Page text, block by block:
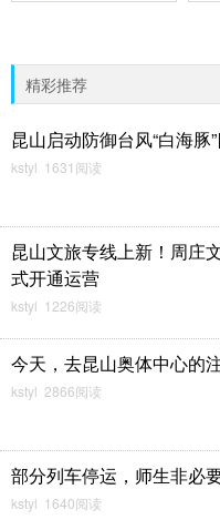
精彩推荐
昆山启动防御台风“白海豚
kstyl 1631阅读
昆山文旅专线上新！周庄
式开通运营
kstyl 1226阅读
今天，去昆山奥体中心的
kstyl 2866阅读
部分列车停运，师生非必
kstyl 1640阅读